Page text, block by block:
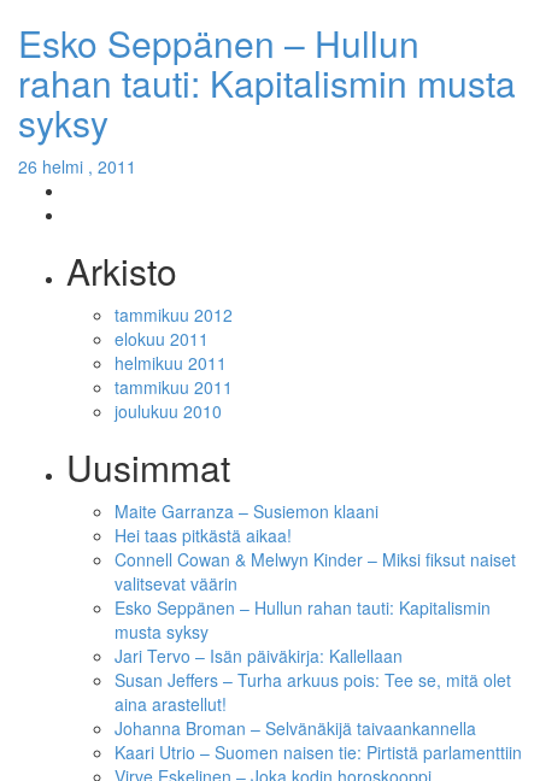
Esko Seppänen – Hullun
rahan tauti: Kapitalismin musta
syksy
26 helmi , 2011
Arkisto
tammikuu 2012
elokuu 2011
helmikuu 2011
tammikuu 2011
joulukuu 2010
Uusimmat
Maite Garranza – Susiemon klaani
Hei taas pitkästä aikaa!
Connell Cowan & Melwyn Kinder – Miksi fiksut naiset
valitsevat väärin
Esko Seppänen – Hullun rahan tauti: Kapitalismin
musta syksy
Jari Tervo – Isän päiväkirja: Kallellaan
Susan Jeffers – Turha arkuus pois: Tee se, mitä olet
aina arastellut!
Johanna Broman – Selvänäkijä taivaankannella
Kaari Utrio – Suomen naisen tie: Pirtistä parlamenttiin
Virve Eskelinen – Joka kodin horoskooppi